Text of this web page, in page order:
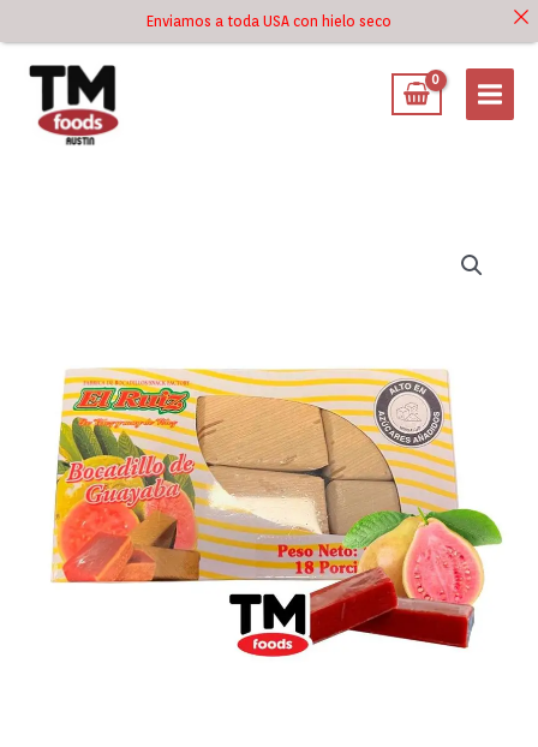
Enviamos a toda USA con hielo seco
al
contenido